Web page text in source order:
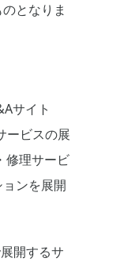
となりま
サイト
ービスの展
修理サービ
ンを展開
開するサ